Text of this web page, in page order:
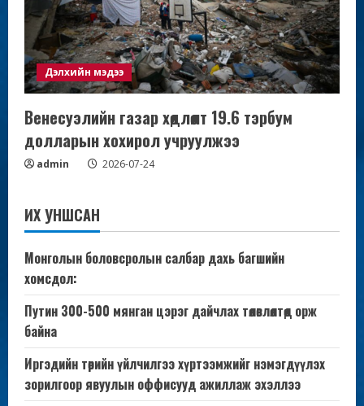
Дэлхийн мэдээ
Венесуэлийн газар хөдлөлт 19.6 тэрбум
долларын хохирол учруулжээ
admin 2026-07-24
ИХ УНШСАН
Монголын боловсролын салбар дахь багшийн
хомсдол:
Путин 300-500 мянган цэрэг дайчлах төлөвлөлтөд орж
байна
Иргэдийн төрийн үйлчилгээ хүртээмжийг нэмэгдүүлэх
зорилгоор явуулын оффисууд ажиллаж эхэллээ